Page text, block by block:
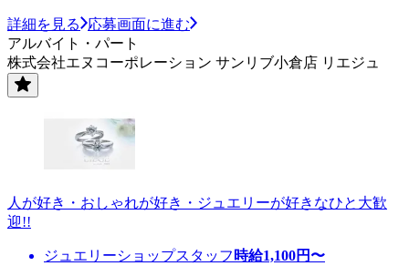
詳細を見る
応募画面に進む
アルバイト・パート
株式会社エヌコーポレーション サンリブ小倉店 リエジュ
人が好き・おしゃれが好き・ジュエリーが好きなひと大歓
迎!!
ジュエリーショップスタッフ 時給1,100円〜